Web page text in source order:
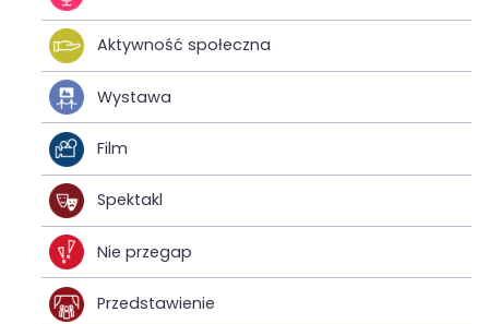
Aktywność społeczna
Wystawa
Film
Spektakl
Nie przegap
Przedstawienie